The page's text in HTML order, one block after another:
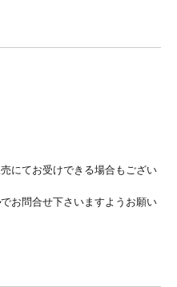
にてお受けできる場合もござい
でお問合せ下さいますようお願い